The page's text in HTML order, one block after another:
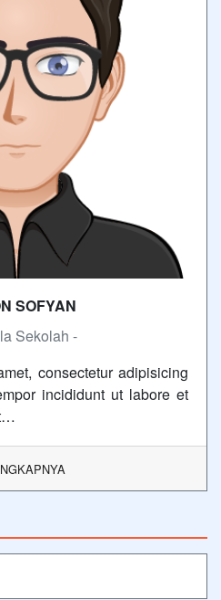
SOFYAN
Sekolah -
consectetur adipisicing
incididunt ut labore et